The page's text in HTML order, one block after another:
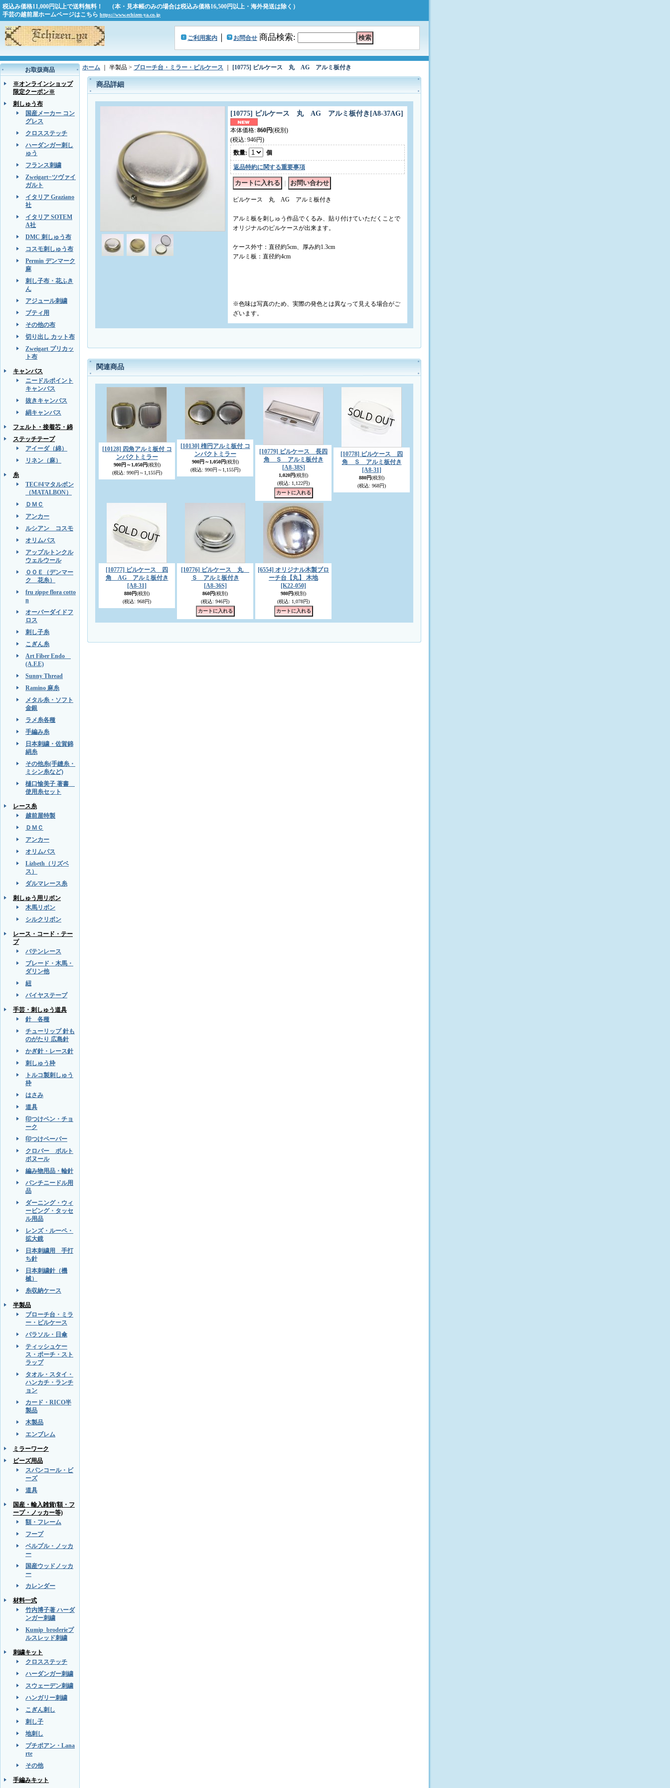
税込み価格11,000円以上で送料無料！ （本・見本帳のみの場合は税込み価格16,500円以上・海外発送は除く）
手芸の越前屋ホームページはこちら https://www.echizen-ya.co.jp
ご利用案内 ｜ お問合せ 商品検索:
お取扱商品
※オンラインショップ
限定クーポン※
刺しゅう布
国産メーカー コン
グレス
クロスステッチ
ハーダンガー刺し
ゅう
フランス刺繍
Zweigart−ツヴァイ
ガルト
イタリア Graziano
社
イタリア SOTEM
A社
DMC 刺しゅう布
コスモ刺しゅう布
Permin デンマーク
麻
刺し子布・花ふき
ん
アジュール刺繍
ブティ用
その他の布
切り出し カット布
Zweigart プリカッ
ト布
キャンバス
ニードルポイント
キャンバス
抜きキャンバス
絹キャンバス
フェルト・接着芯・綿
ステッチテープ
アイーダ（綿）
リネン（麻）
糸
TEC#4マタルボン
（MATALBON）
ＤＭＣ
アンカー
ルシアン コスモ
オリムパス
アップルトンクル
ウェルウール
ＯＯＥ（デンマー
ク 花糸）
fru zippe flora cotto
n
オーバーダイドフ
ロス
刺し子糸
こぎん糸
Art Fiber Endo
(A.F.E)
Sunny Thread
Ramino 麻糸
メタル糸・ソフト
金銀
ラメ糸各種
手編み糸
日本刺繍・佐賀錦
絹糸
その他糸(手縫糸・
ミシン糸など)
樋口愉美子 著書
使用糸セット
レース糸
越前屋特製
ＤＭＣ
アンカー
オリムパス
Lizbeth（リズベ
ス）
ダルマレース糸
刺しゅう用リボン
木馬リボン
シルクリボン
レース・コード・テー
プ
バテンレース
ブレード・木馬・
ダリン他
紐
バイヤステープ
手芸・刺しゅう道具
針 各種
チューリップ 針も
のがたり 広島針
かぎ針・レース針
刺しゅう枠
トルコ製刺しゅう
枠
はさみ
道具
印つけペン・チョ
ーク
印つけペーパー
クロバー ポルト
ボヌール
編み物用品・輪針
パンチニードル用
品
ダーニング・ウィ
ービング・タッセ
ル用品
レンズ・ルーペ・
拡大鏡
日本刺繍用 手打
ち針
日本刺繍針（機
械）
糸収納ケース
半製品
ブローチ台・ミラ
ー・ピルケース
パラソル・日傘
ティッシュケー
ス・ポーチ・スト
ラップ
タオル・スタイ・
ハンカチ・ランチ
ョン
カード・RICO半
製品
木製品
エンブレム
ミラーワーク
ビーズ用品
スパンコール・ビ
ーズ
道具
国産・輸入雑貨(額・フ
ープ・ノッカー等)
額・フレーム
フープ
ベルプル・ノッカ
ー
国産ウッドノッカ
ー
カレンダー
材料一式
竹内博子著 ハーダ
ンガー刺繍
Kumip_broderieプ
ルスレッド刺繍
刺繍キット
クロスステッチ
ハーダンガー刺繍
スウェーデン刺繍
ハンガリー刺繍
こぎん刺し
刺し子
地刺し
プチポアン・Lana
rte
その他
手編みキット
ホーム ｜ 半製品 > ブローチ台・ミラー・ピルケース [10775] ピルケース 丸 AG アルミ板付き
商品詳細
[10775] ピルケース 丸 AG アルミ板付き [A8-37AG]
本体価格: 860円(税別)
(税込: 946円)
数量: 個
返品特約に関する重要事項
ピルケース 丸 AG アルミ板付き
アルミ板を刺しゅう作品でくるみ、貼り付けていただくことで
オリジナルのピルケースが出来ます。
ケース外寸：直径約5cm、厚み約1.3cm
アルミ板：直径約4cm
※色味は写真のため、実際の発色とは異なって見える場合がご
ざいます。
関連商品
[10128] 四角アルミ板付 コ
ンパクトミラー
900円～1,050円(税別)
(税込: 990円～1,155円)
[10130] 楕円アルミ板付 コ
ンパクトミラー
900円～1,050円(税別)
(税込: 990円～1,155円)
[10779] ピルケース 長四
角 Ｓ アルミ板付き
[A8-38S]
1,020円(税別)
(税込: 1,122円)
[10778] ピルケース 四
角 Ｓ アルミ板付き
[A8-31]
880円(税別)
(税込: 968円)
[10777] ピルケース 四
角 AG アルミ板付き
[A8-31]
880円(税別)
(税込: 968円)
[10776] ピルケース 丸
Ｓ アルミ板付き
[A8-36S]
860円(税別)
(税込: 946円)
[6554] オリジナル木製ブロ
ーチ台【丸】 木地
[K22-050]
980円(税別)
(税込: 1,078円)